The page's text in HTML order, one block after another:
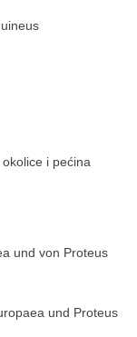
i pećina
und von Proteus
und Proteus